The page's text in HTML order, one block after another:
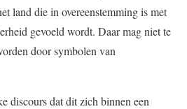
land die in overeenstemming is met
gevoeld wordt. Daar mag niet te
door symbolen van
discours dat dit zich binnen een